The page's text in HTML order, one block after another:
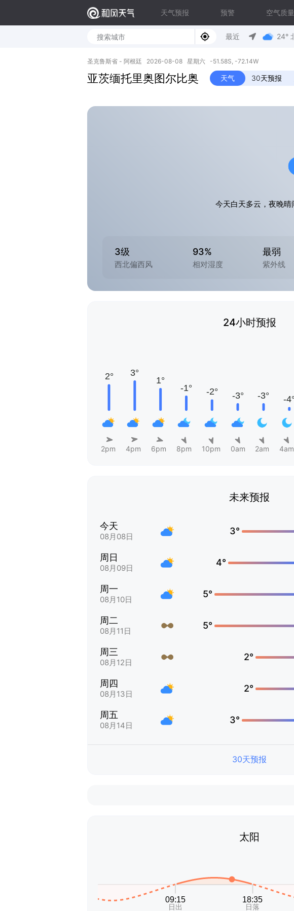
天气预报 预警 空气质量
最近 24°
圣克鲁斯省 - 阿根廷 2026-08-08 星期六 -51.58S, -72.14W
亚茨缅托里奥图尔比奥 天气 30天预报
今天白天多云，夜晚
3级
西北偏西风
93%
相对湿度
最弱
紫外线
24小时预报
2pm 4pm 6pm 8pm 10pm 0am 2am 4am
未来预报
今天
08月08日
3°
周日
08月09日
4°
周一
08月10日
5°
周二
08月11日
5°
周三
08月12日
2°
周四
08月13日
2°
周五
08月14日
3°
30天预报
太阳